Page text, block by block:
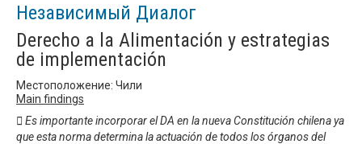
Независимый Диалог
Derecho a la Alimentación y estrategias
de implementación
Местоположение: Чили
Main findings
 Es importante incorporar el DA en la nueva Constitución chilena ya
que esta norma determina la actuación de todos los órganos del